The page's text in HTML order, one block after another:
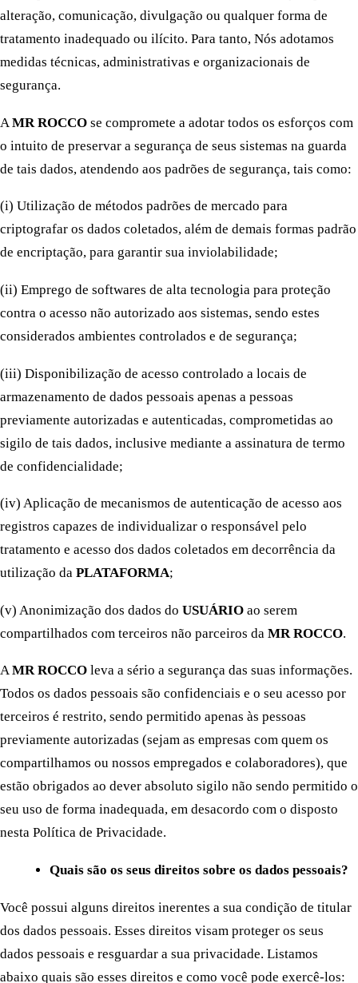
alteração, comunicação, divulgação ou qualquer forma de
tratamento inadequado ou ilícito. Para tanto, Nós adotamos
medidas técnicas, administrativas e organizacionais de
segurança.
A MR ROCCO se compromete a adotar todos os esforços com
o intuito de preservar a segurança de seus sistemas na guarda
de tais dados, atendendo aos padrões de segurança, tais como:
(i) Utilização de métodos padrões de mercado para
criptografar os dados coletados, além de demais formas padrão
de encriptação, para garantir sua inviolabilidade;
(ii) Emprego de softwares de alta tecnologia para proteção
contra o acesso não autorizado aos sistemas, sendo estes
considerados ambientes controlados e de segurança;
(iii) Disponibilização de acesso controlado a locais de
armazenamento de dados pessoais apenas a pessoas
previamente autorizadas e autenticadas, comprometidas ao
sigilo de tais dados, inclusive mediante a assinatura de termo
de confidencialidade;
(iv) Aplicação de mecanismos de autenticação de acesso aos
registros capazes de individualizar o responsável pelo
tratamento e acesso dos dados coletados em decorrência da
utilização da PLATAFORMA;
(v) Anonimização dos dados do USUÁRIO ao serem
compartilhados com terceiros não parceiros da MR ROCCO.
AMR ROCCO leva a sério a segurança das suas informações.
Todos os dados pessoais são confidenciais e o seu acesso por
terceiros é restrito, sendo permitido apenas às pessoas
previamente autorizadas (sejam as empresas com quem os
compartilhamos ou nossos empregados e colaboradores), que
estão obrigados ao dever absoluto sigilo não sendo permitido o
seu uso de forma inadequada, em desacordo com o disposto
nesta Política de Privacidade.
Quais são os seus direitos sobre os dados pessoais?
Você possui alguns direitos inerentes a sua condição de titular
dos dados pessoais. Esses direitos visam proteger os seus
dados pessoais e resguardar a sua privacidade. Listamos
abaixo quais são esses direitos e como você pode exercê-los: